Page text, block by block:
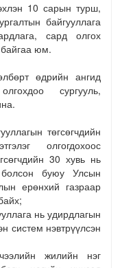
10 сарын турш,
байгууллага
сард олгох
байгаа юм.
өдрийн ангид
сургууль,
төгсөгчдийн
олгогдохоос
30 хувь нь
буюу Улсын
ерөнхий газраар
нь удирдлагын
систем нэвтрүүлсэн
жилийн нэг